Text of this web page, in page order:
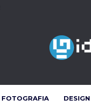
FOTOGRAFIA DESIGN